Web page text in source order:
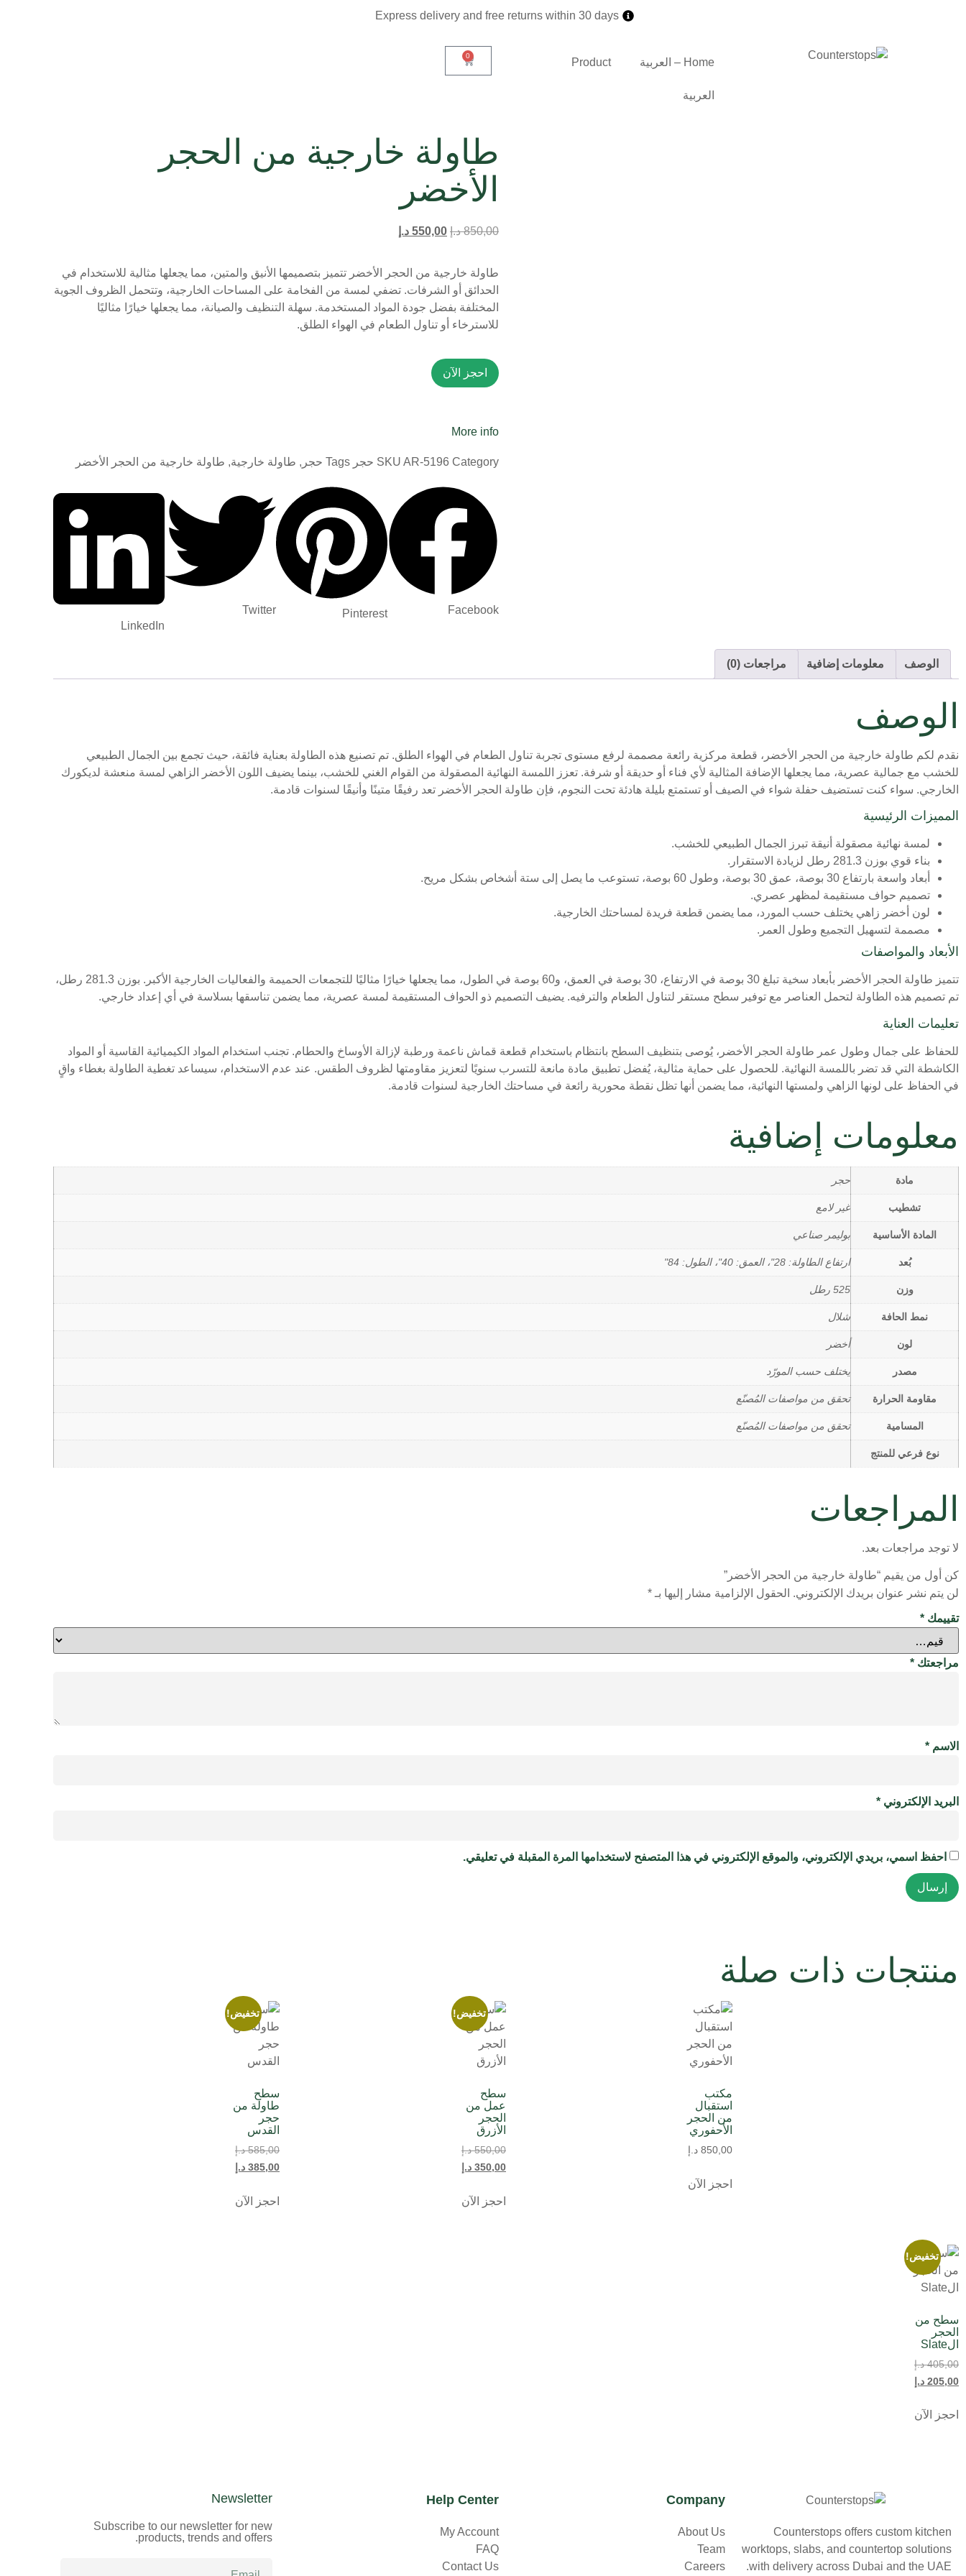
Express delivery and free returns within 30 days
Home – العربية Product
العربية
0
طاولة خارجية من الحجر
الأخضر
850,00 د.إ 550,00 د.إ
طاولة خارجية من الحجر الأخضر تتميز بتصميمها الأنيق والمتين، مما يجعلها مثالية للاستخدام في
الحدائق أو الشرفات. تضفي لمسة من الفخامة على المساحات الخارجية، وتتحمل الظروف الجوية
المختلفة بفضل جودة المواد المستخدمة. سهلة التنظيف والصيانة، مما يجعلها خيارًا مثاليًا
للاسترخاء أو تناول الطعام في الهواء الطلق.
احجز الآن
More info
SKU AR-5196 Category حجر Tags حجر , طاولة خارجية, طاولة خارجية من الحجر الأخضر
Facebook
Pinterest
Twitter
LinkedIn
الوصف معلومات إضافية مراجعات (0)
الوصف
نقدم لكم طاولة خارجية من الحجر الأخضر، قطعة مركزية رائعة مصممة لرفع مستوى تجربة تناول الطعام في الهواء الطلق. تم تصنيع هذه الطاولة بعناية فائقة، حيث تجمع بين الجمال الطبيعي
للخشب مع جمالية عصرية، مما يجعلها الإضافة المثالية لأي فناء أو حديقة أو شرفة. تعزز اللمسة النهائية المصقولة من القوام الغني للخشب، بينما يضيف اللون الأخضر الزاهي لمسة منعشة لديكورك
الخارجي. سواء كنت تستضيف حفلة شواء في الصيف أو تستمتع بليلة هادئة تحت النجوم، فإن طاولة الحجر الأخضر تعد رفيقًا متينًا وأنيقًا لسنوات قادمة.
المميزات الرئيسية
لمسة نهائية مصقولة أنيقة تبرز الجمال الطبيعي للخشب.
بناء قوي بوزن 281.3 رطل لزيادة الاستقرار.
أبعاد واسعة بارتفاع 30 بوصة، عمق 30 بوصة، وطول 60 بوصة، تستوعب ما يصل إلى ستة أشخاص بشكل مريح.
تصميم حواف مستقيمة لمظهر عصري.
لون أخضر زاهي يختلف حسب المورد، مما يضمن قطعة فريدة لمساحتك الخارجية.
مصممة لتسهيل التجميع وطول العمر.
الأبعاد والمواصفات
تتميز طاولة الحجر الأخضر بأبعاد سخية تبلغ 30 بوصة في الارتفاع، 30 بوصة في العمق، و60 بوصة في الطول، مما يجعلها خيارًا مثاليًا للتجمعات الحميمة والفعاليات الخارجية الأكبر. بوزن 281.3 رطل،
تم تصميم هذه الطاولة لتحمل العناصر مع توفير سطح مستقر لتناول الطعام والترفيه. يضيف التصميم ذو الحواف المستقيمة لمسة عصرية، مما يضمن تناسقها بسلاسة في أي إعداد خارجي.
تعليمات العناية
للحفاظ على جمال وطول عمر طاولة الحجر الأخضر، يُوصى بتنظيف السطح بانتظام باستخدام قطعة قماش ناعمة ورطبة لإزالة الأوساخ والحطام. تجنب استخدام المواد الكيميائية القاسية أو المواد
الكاشطة التي قد تضر باللمسة النهائية. للحصول على حماية مثالية، يُفضل تطبيق مادة مانعة للتسرب سنويًا لتعزيز مقاومتها لظروف الطقس. عند عدم الاستخدام، سيساعد تغطية الطاولة بغطاء واقٍ
في الحفاظ على لونها الزاهي ولمستها النهائية، مما يضمن أنها تظل نقطة محورية رائعة في مساحتك الخارجية لسنوات قادمة.
معلومات إضافية
مادة حجر
تشطيب غير لامع
المادة الأساسية بوليمر صناعي
بُعد ارتفاع الطاولة: 28"، العمق: 40"، الطول: 84"
وزن 525 رطل
نمط الحافة شلال
لون أخضر
مصدر يختلف حسب المورّد
مقاومة الحرارة تحقق من مواصفات المُصنّع
المسامية تحقق من مواصفات المُصنّع
نوع فرعي للمنتج
المراجعات
لا توجد مراجعات بعد.
كن أول من يقيم “طاولة خارجية من الحجر الأخضر”
لن يتم نشر عنوان بريدك الإلكتروني. الحقول الإلزامية مشار إليها بـ *
تقييمك *
مراجعتك *
الاسم *
البريد الإلكتروني *
احفظ اسمي، بريدي الإلكتروني، والموقع الإلكتروني في هذا المتصفح لاستخدامها المرة المقبلة في تعليقي.
منتجات ذات صلة
مكتب
استقبال
من الحجر
الأحفوري
850,00 د.إ
احجز الآن
تخفيض!
سطح
عمل من
الحجر
الأزرق
550,00 د.إ
350,00 د.إ
احجز الآن
تخفيض!
سطح
طاولة من
حجر
القدس
585,00 د.إ
385,00 د.إ
احجز الآن
تخفيض!
سطح من
الحجر
الSlate
405,00 د.إ
205,00 د.إ
احجز الآن
Counterstops offers custom kitchen
worktops, slabs, and countertop solutions
with delivery across Dubai and the UAE.
Company
About Us
Team
Careers
Help Center
My Account
FAQ
Contact Us
Newsletter
Subscribe to our newsletter for new
products, trends and offers.